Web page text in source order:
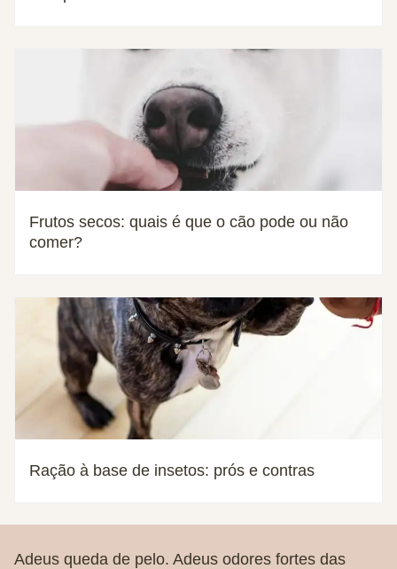
Frutos secos: quais é que o cão pode ou não
comer?
Ração à base de insetos: prós e contras
Adeus queda de pelo. Adeus odores fortes das